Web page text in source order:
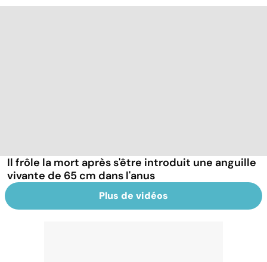
Il frôle la mort après s'être introduit une anguille
vivante de 65 cm dans l'anus
Plus de vidéos